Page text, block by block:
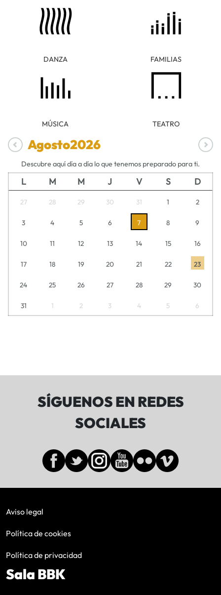
DANZA FAMILIAS
MÚSICA TEATRO
Agosto2026
Descubre aquí día a día lo que tenemos preparado para ti.
L M M J V S D
27 28 29 30 31 1 2
3 4 5 6 7 8 9
10 11 12 13 14 15 16
17 18 19 20 21 22 23
24 25 26 27 28 29 30
31 1 2 3 4 5 6
SÍGUENOS EN REDES
SOCIALES
Aviso legal
Política de cookies
Política de privacidad
Sala BBK